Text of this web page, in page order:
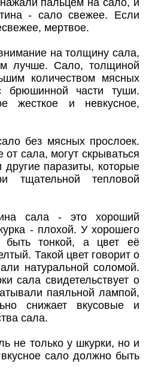
- сало свежее. Если
мертвое.
на толщину сала,
лучше. Сало, толщиной
количеством мясных
брюшинной части туши.
жесткое и невкусное,
без мясных прослоек.
сала, могут скрываться
паразиты, которые
тщательной тепловой
сала - это хороший
- плохой. У хорошего
быть тонкой, а цвет её
Такой цвет говорит о
натуральной соломой.
сала свидетельствует о
паяльной лампой,
снижает вкусовые и
сала.
не только у шкурки, но и
сало должно быть